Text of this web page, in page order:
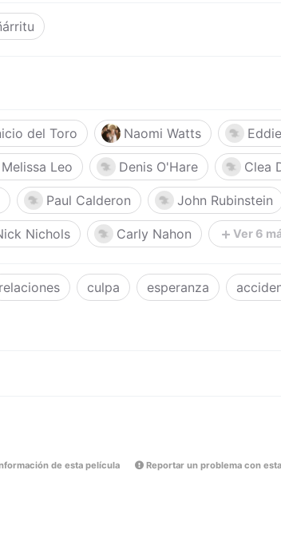
del Toro Naomi Watts
Melissa Leo Denis O'Hare Clea
Paul Calderon John Rubinstein
Nichols Carly Nahon Ver 6
relaciones culpa esperanza
de esta película Reportar un problema con